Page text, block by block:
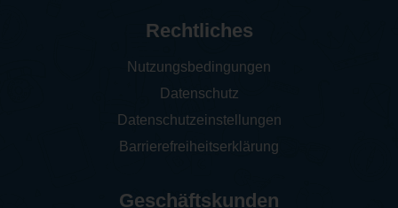
Rechtliches
Nutzungsbedingungen
Datenschutz
Datenschutzeinstellungen
Barrierefreiheitserklärung
Geschäftskunden